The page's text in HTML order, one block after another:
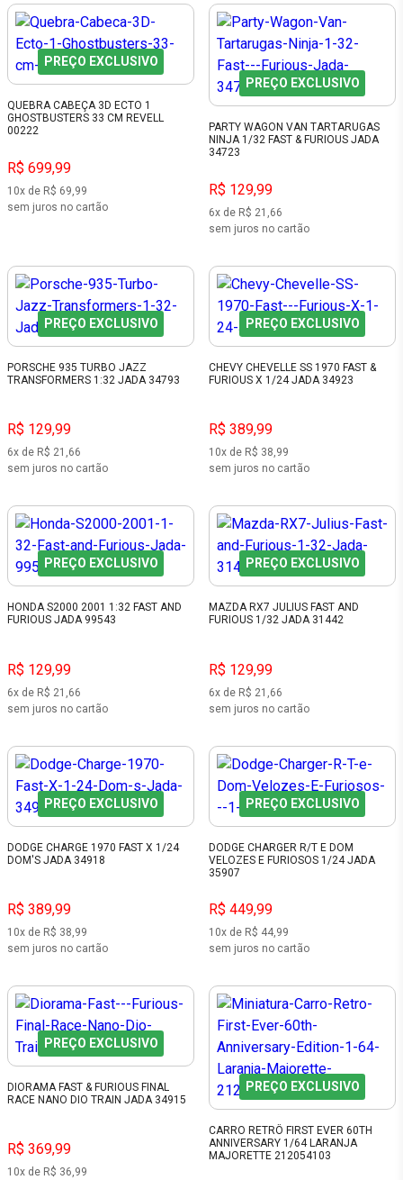
PREÇO EXCLUSIVO
QUEBRA CABEÇA 3D ECTO 1
GHOSTBUSTERS 33 CM REVELL
00222
R$ 699,99
10x de R$ 69,99
sem juros no cartão
PREÇO EXCLUSIVO
PARTY WAGON VAN TARTARUGAS
NINJA 1/32 FAST & FURIOUS JADA
34723
R$ 129,99
6x de R$ 21,66
sem juros no cartão
PREÇO EXCLUSIVO
PORSCHE 935 TURBO JAZZ
TRANSFORMERS 1:32 JADA 34793
R$ 129,99
6x de R$ 21,66
sem juros no cartão
PREÇO EXCLUSIVO
CHEVY CHEVELLE SS 1970 FAST &
FURIOUS X 1/24 JADA 34923
R$ 389,99
10x de R$ 38,99
sem juros no cartão
PREÇO EXCLUSIVO
HONDA S2000 2001 1:32 FAST AND
FURIOUS JADA 99543
R$ 129,99
6x de R$ 21,66
sem juros no cartão
PREÇO EXCLUSIVO
MAZDA RX7 JULIUS FAST AND
FURIOUS 1/32 JADA 31442
R$ 129,99
6x de R$ 21,66
sem juros no cartão
PREÇO EXCLUSIVO
DODGE CHARGE 1970 FAST X 1/24
DOM'S JADA 34918
R$ 389,99
10x de R$ 38,99
sem juros no cartão
PREÇO EXCLUSIVO
DODGE CHARGER R/T E DOM
VELOZES E FURIOSOS 1/24 JADA
35907
R$ 449,99
10x de R$ 44,99
sem juros no cartão
PREÇO EXCLUSIVO
DIORAMA FAST & FURIOUS FINAL
RACE NANO DIO TRAIN JADA 34915
R$ 369,99
10x de R$ 36,99
PREÇO EXCLUSIVO
CARRO RETRÔ FIRST EVER 60TH
ANNIVERSARY 1/64 LARANJA
MAJORETTE 212054103